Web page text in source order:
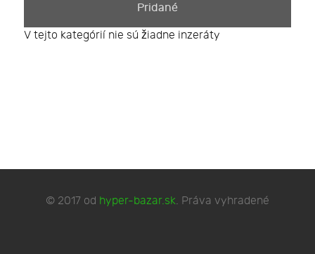
Pridané
V tejto kategórií nie sú žiadne inzeráty
© 2017 od hyper-bazar.sk. Práva vyhradené